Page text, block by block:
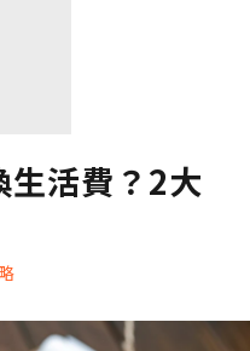
生活費？2大